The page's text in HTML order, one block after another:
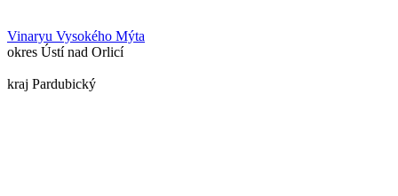
Vinaryu Vysokého Mýta
okres Ústí nad Orlicí
kraj Pardubický